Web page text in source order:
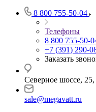
8 800 755-50-04
Телефоны
8 800 755-50-
+7 (391) 290-
Заказать
Северное шоссе,
sale@megavatt.ru